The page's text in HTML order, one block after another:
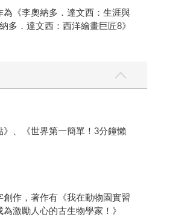
《李奧納多．達文西：生涯與
．達文西：西洋繪畫巨匠8》
、《世界第一簡單！3分鐘懶
作，著作有《我在動物園實習
激勵人心的古生物學家！》